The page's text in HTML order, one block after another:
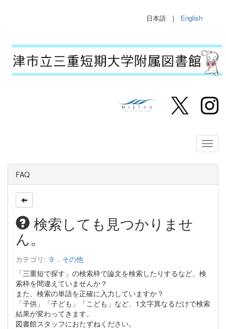
日本語 | English
FAQ
検索しても見つかりませ
ん。
カテゴリ: ９．その他
「三重短で探す」の検索枠で論文を検索したりするなど、検
索枠を間違えていませんか？
また、検索の単語を正確に入力していますか？
「子供」「子ども」「こども」など、1文字異なるだけで検索
結果が変わってきます。
図書館スタッフにおたずねください。